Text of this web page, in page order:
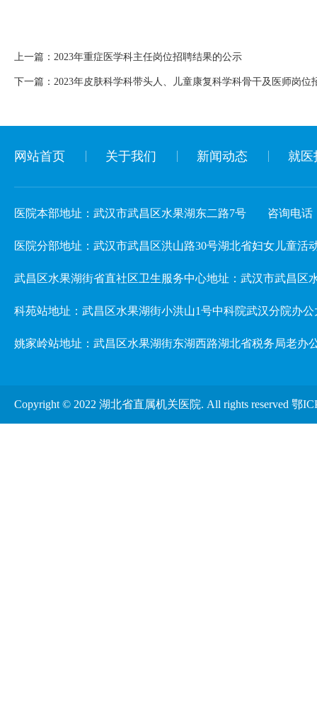
上一篇： 2023年重症医学科主任岗位招聘结果的公示
下一篇： 2023年皮肤科学科带头人、儿童康复科学科骨干及医师岗位
网站首页 关于我们 新闻动态 就医
医院本部地址：武汉市武昌区水果湖东二路7号 咨询电话
医院分部地址：武汉市武昌区洪山路30号湖北省妇女儿童
武昌区水果湖街省直社区卫生服务中心地址：武汉市武昌区
科苑站地址：武昌区水果湖街小洪山1号中科院武汉分院办
姚家岭站地址：武昌区水果湖街东湖西路湖北省税务局老办
Copyright © 2022 湖北省直属机关医院. All rights reserved 鄂